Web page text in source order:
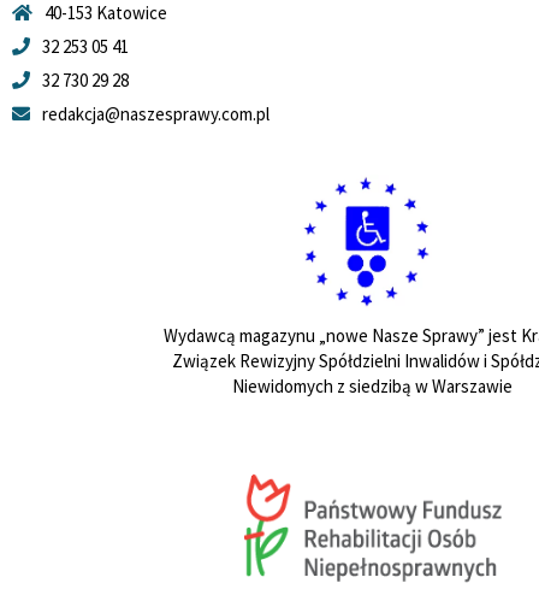
40-153 Katowice
32 253 05 41
32 730 29 28
redakcja@naszesprawy.com.pl
Wydawcą magazynu „nowe Nasze Sprawy” jest
Związek Rewizyjny Spółdzielni Inwalidów i
Niewidomych z siedzibą w Warszawie